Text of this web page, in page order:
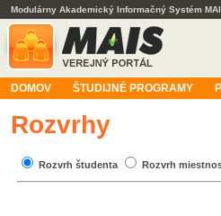
Modulárny Akademický Informačný Systém
DOMOV ŠTUDIJNÉ PROGRAMY
Rozvrhy
Rozvrh študenta Rozvrh